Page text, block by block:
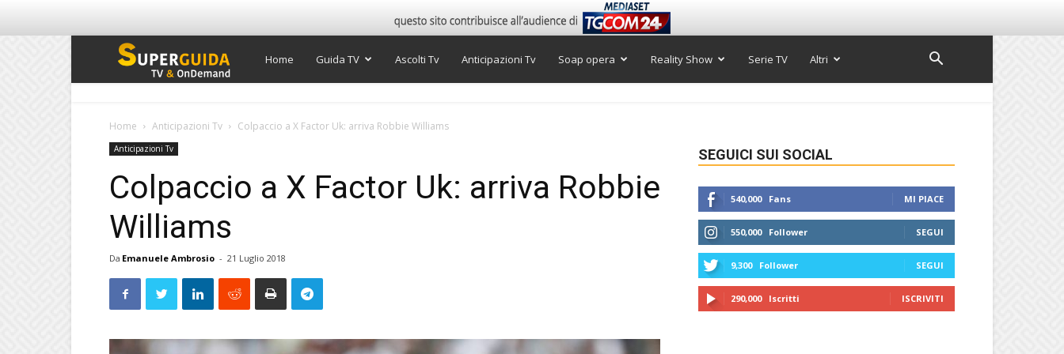
Super
Home Guida TV Ascolti Tv Anticipazioni Tv Soap opera Reality Show Serie TV Altri
Home Anticipazioni Tv Colpaccio a X Factor Uk: arriva Robbie Williams
Anticipazioni Tv
Colpaccio a X Factor Uk: arriva Robbie
Williams
Da Emanuele Ambrosio - 21 Luglio 2018
SEGUICI SUI SOCIAL
540,000 Fans MI PIACE
550,000 Follower SEGUI
9,300 Follower SEGUI
290,000 Iscritti ISCRIVITI